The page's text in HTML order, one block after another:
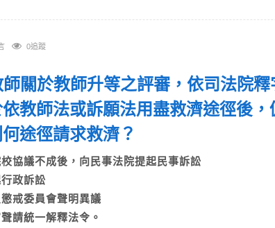
0追蹤
關於教師升等之評審，依司法院釋
教師法或訴願法用盡救濟途徑後
途徑請求救濟？
協議不成後，向民事法院提起民事訴訟
政訴訟
戒委員會聲明異議
請統一解釋法令。